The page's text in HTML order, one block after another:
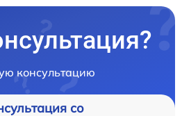
консультацию
со